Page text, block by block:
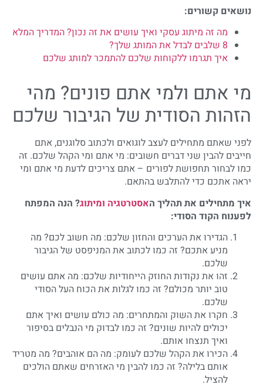
נושאים קשורים:
מה זה מיתוג עסקי ואיך עושים את זה נכון? המדריך המלא
8 שלבים לבדל את המותג שלך?
איך תגרמו ללקוחות שלכם להתמכר למותג שלכם
מי אתם ולמי אתם פונים? מהי
הזהות הסודית של הגיבור שלכם
לפני שאתם מתחילים לעצב לוגואים ולכתוב סלוגנים, אתם
חייבים להבין שני דברים חשובים: מי אתם ומי הקהל שלכם. זה
כמו לבחור תחפושת לפורים – אתם צריכים לדעת מי אתם ומי
יראה אתכם כדי להתלבש בהתאם.
איך מתחילים את תהליך האסטרטגיה ומיתוג? הנה המפתח
לפענוח הקוד הסודי:
הגדירו את הערכים והחזון שלכם: מה חשוב לכם? מה
מניע אתכם? זה כמו לכתוב את המניפסט של הגיבור
שלכם.
זהו את נקודות החוזק הייחודיות שלכם: מה אתם עושים
טוב יותר מכולם? זה כמו לגלות את הכוח העל הסודי
שלכם.
חקרו את השוק והמתחרים: מה כולם עושים ואיך אתם
יכולים להיות שונים? זה כמו לבדוק מי הנבלים בסיפור
ואיך תנצחו אותם.
הכירו את הקהל שלכם לעומק: מה הם אוהבים? מה מטריד
אותם בלילה? זה כמו להבין מי האזרחים שאתם הולכים
להציל.